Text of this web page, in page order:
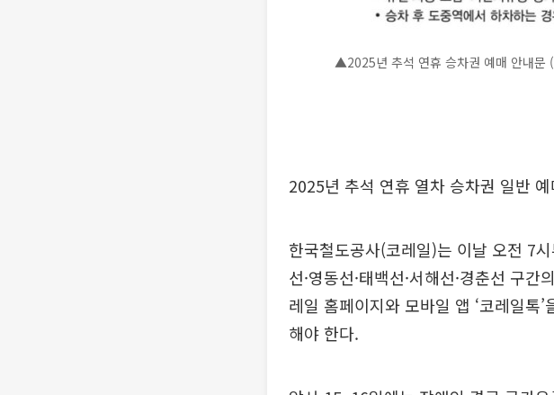
▲2025년 추석 연휴 승차권 예매 안내문
2025년 추석 연휴 열차 승차권 일반
한국철도공사(코레일)는 이날 오전 7
선·영동선·태백선·서해선·경춘선 구
레일 홈페이지와 모바일 앱 ‘코레일톡
해야 한다.